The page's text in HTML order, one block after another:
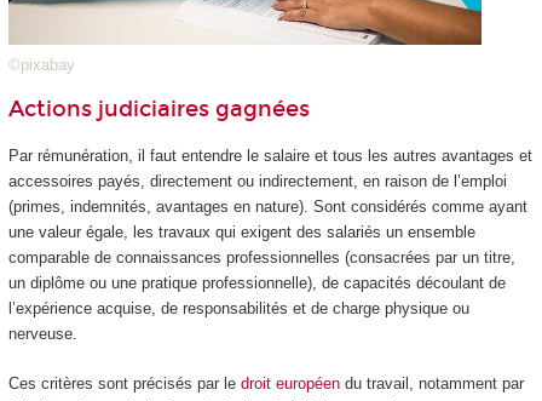
©pixabay
Actions judiciaires gagnées
Par rémunération, il faut entendre le salaire et tous les autres avantages et
accessoires payés, directement ou indirectement, en raison de l’emploi
(primes, indemnités, avantages en nature). Sont considérés comme ayant
une valeur égale, les travaux qui exigent des salariés un ensemble
comparable de connaissances professionnelles (consacrées par un titre,
un diplôme ou une pratique professionnelle), de capacités découlant de
l’expérience acquise, de responsabilités et de charge physique ou
nerveuse.
Ces critères sont précisés par le droit européendu travail, notamment par